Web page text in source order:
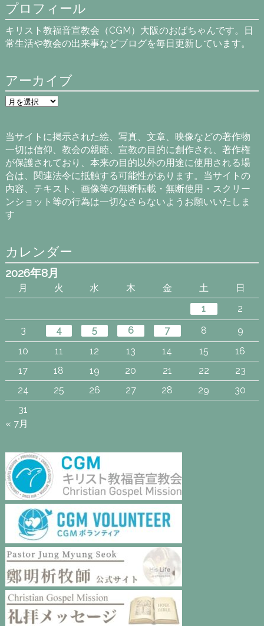
プロフィール
キリスト教福音宣教会（CGM）大阪のおばちゃんです。日
常生活や教会の出来事などブログを毎日更新しています。
アーカイブ
ア
ー
ブ
当サイトに掲示された絵、写真、文章、映像などの著作物
一切は信仰、教会の親睦、宣教の目的に創作され、著作権
が保護されており、本来の目的以外の用途に使用される場
合は、関連法令に抵触する可能性があります。当サイトの
内容、テキスト、画像等の無断転載・無断使用・スクリー
ンショット等の行為は一切なさらないようお願いいたしま
す
カレンダー
2026年8月
月 火 水 木 金 土
日
1
2
3
4 5 6 7 8
9
10
11 12 13 14 15
16
17
18 19 20 21 22
23
24
25 26 27 28 29
30
31
« 7月